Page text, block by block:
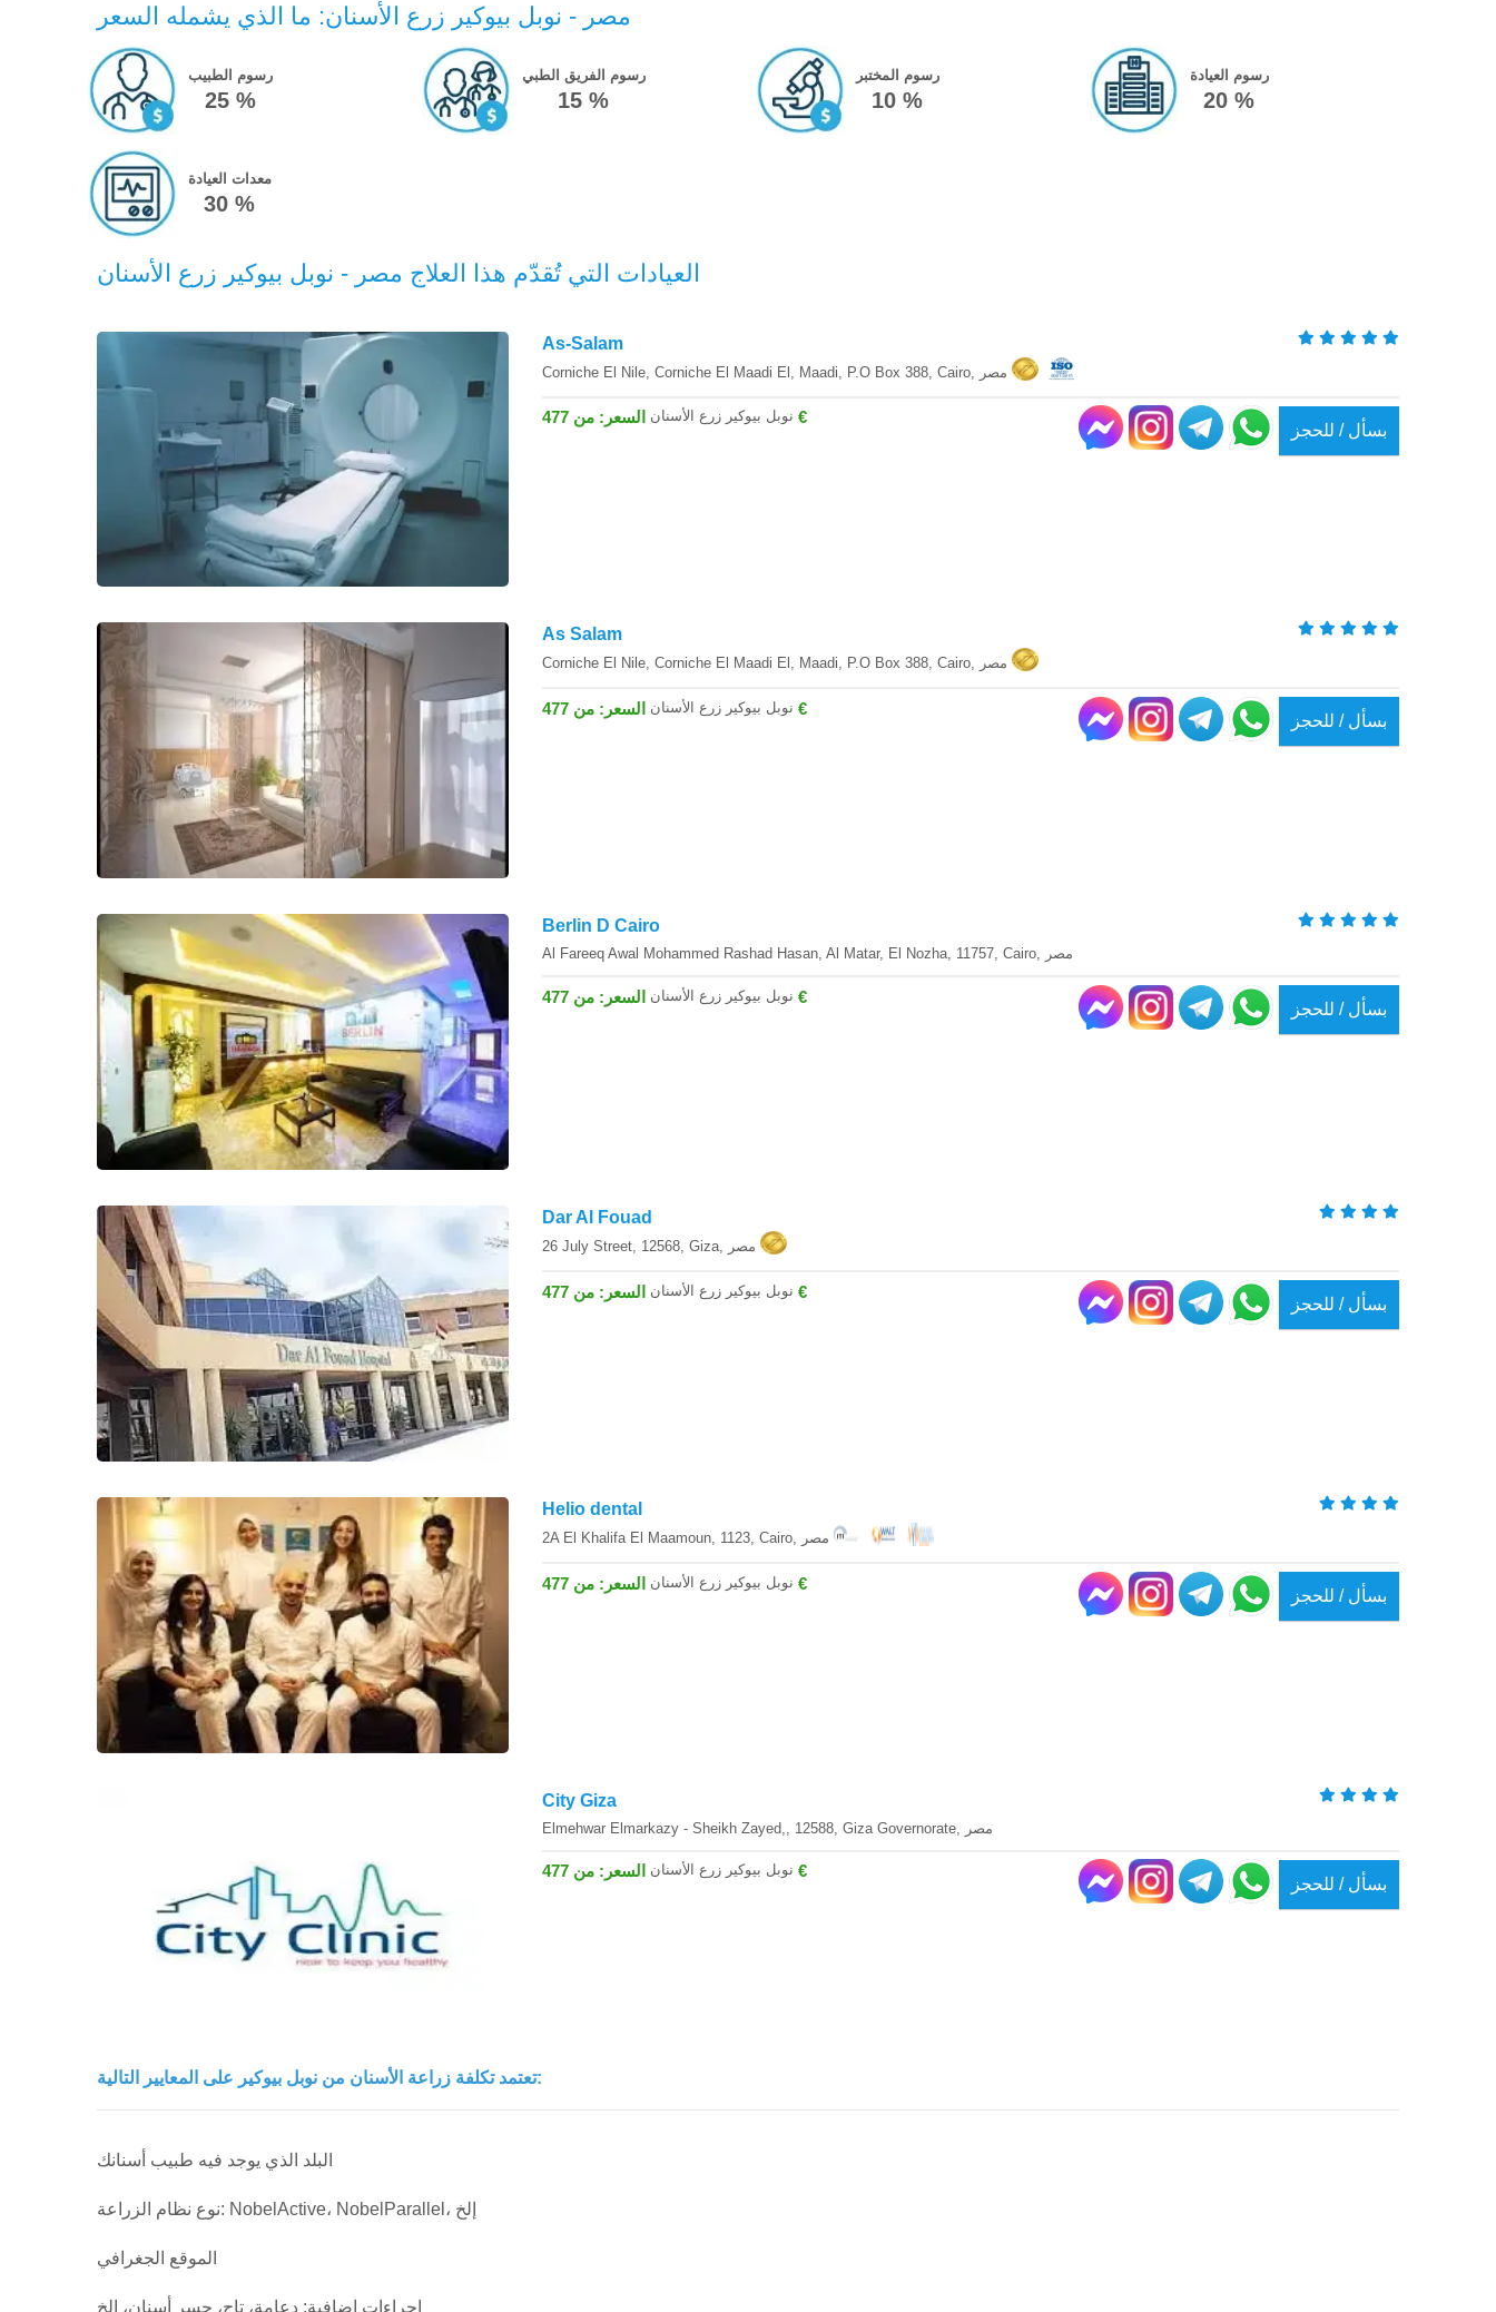
مصر - نوبل بيوكير زرع الأسنان: ما الذي يشمله السعر
رسوم الطبيب
25 %
رسوم الفريق الطبي
15 %
رسوم المختبر
10 %
رسوم العيادة
20 %
معدات العيادة
30 %
العيادات التي تُقدّم هذا العلاج مصر - نوبل بيوكير زرع الأسنان
As-Salam
نوبل بيوكير زرع الأسنان السعر: من 477 €
بسأل / للحجز
As Salam
نوبل بيوكير زرع الأسنان السعر: من 477 €
بسأل / للحجز
Berlin D Cairo
Al Fareeq Awal Mohammed Rashad Hasan, Al Matar, El Nozha, 11757, Cairo, مصر
نوبل بيوكير زرع الأسنان السعر: من 477 €
بسأل / للحجز
Dar Al Fouad
نوبل بيوكير زرع الأسنان السعر: من 477 €
بسأل / للحجز
Helio dental
نوبل بيوكير زرع الأسنان السعر: من 477 €
بسأل / للحجز
City Giza
Elmehwar Elmarkazy - Sheikh Zayed,, 12588, Giza Governorate, مصر
نوبل بيوكير زرع الأسنان السعر: من 477 €
بسأل / للحجز
تعتمد تكلفة زراعة الأسنان من نوبل بيوكير على المعايير التالية:
البلد الذي يوجد فيه طبيب أسنانك
نوع نظام الزراعة: NobelActive، NobelParallel، إلخ
الموقع الجغرافي
إجراءات إضافية: دعامة، تاج، جسر أسنان، إلخ